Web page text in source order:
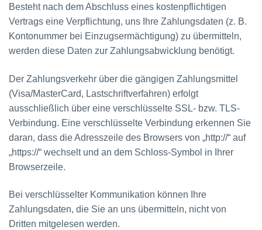
Besteht nach dem Abschluss eines kostenpflichtigen
Vertrags eine Verpflichtung, uns Ihre Zahlungsdaten (z. B.
Kontonummer bei Einzugsermächtigung) zu übermitteln,
werden diese Daten zur Zahlungsabwicklung benötigt.
Der Zahlungsverkehr über die gängigen Zahlungsmittel
(Visa/MasterCard, Lastschriftverfahren) erfolgt
ausschließlich über eine verschlüsselte SSL- bzw. TLS-
Verbindung. Eine verschlüsselte Verbindung erkennen Sie
daran, dass die Adresszeile des Browsers von „http://“ auf
„https://“ wechselt und an dem Schloss-Symbol in Ihrer
Browserzeile.
Bei verschlüsselter Kommunikation können Ihre
Zahlungsdaten, die Sie an uns übermitteln, nicht von
Dritten mitgelesen werden.